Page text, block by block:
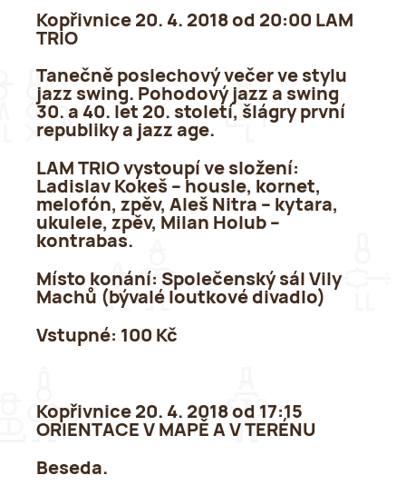
Kopřivnice 20. 4. 2018 od 20:00 LAM
TRIO
Tanečně poslechový večer ve stylu
jazz swing. Pohodový jazz a swing
30. a 40. let 20. století, šlágry první
republiky a jazz age.
LAM TRIO vystoupí ve složení:
Ladislav Kokeš – housle, kornet,
melofón, zpěv, Aleš Nitra – kytara,
ukulele, zpěv, Milan Holub –
kontrabas.
Místo konání: Společenský sál Vily
Machů (bývalé loutkové divadlo)
Vstupné: 100 Kč
Kopřivnice 20. 4. 2018 od 17:15
ORIENTACE V MAPĚ A V TERÉNU
Beseda.